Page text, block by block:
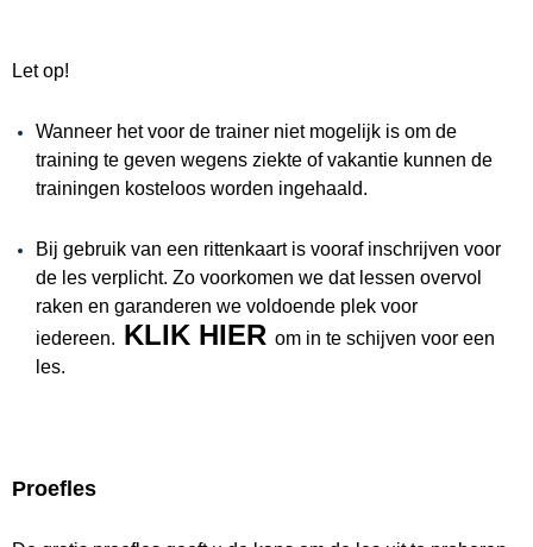
Let op!
Wanneer het voor de trainer niet mogelijk is om de
training te geven wegens ziekte of vakantie kunnen de
trainingen kosteloos worden ingehaald.
Bij gebruik van een rittenkaart is vooraf inschrijven voor
de les verplicht. Zo voorkomen we dat lessen overvol
raken en garanderen we voldoende plek voor
iedereen. KLIK HIER om in te schijven voor een
les.
Proefles